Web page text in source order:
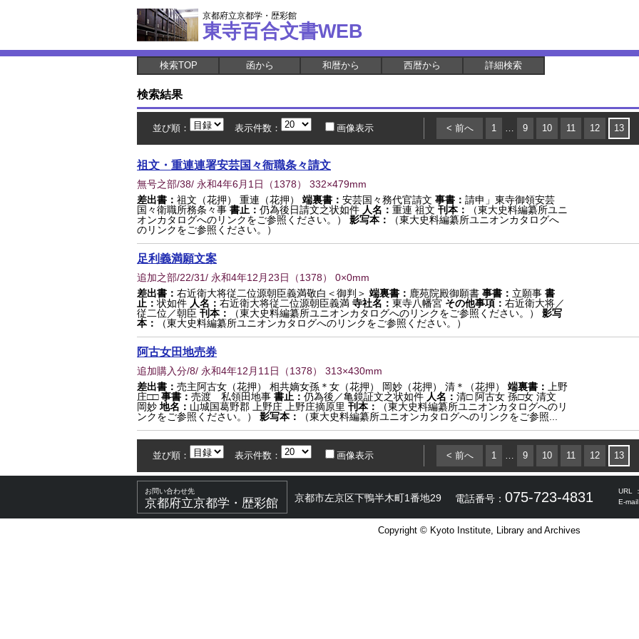
京都府立京都学・歴彩館
東寺百合文書WEB
検索TOP 函から 和暦から 西暦から 詳細検索
検索結果
並び順： 表示件数： 画像表示 < 前へ 1 … 9 10 11 12 13
祖文・重連連署安芸国々衙職条々請文
無号之部/38/ 永和4年6月1日 （1378） 332×479mm
差出書： 祖文（花押） 重連（花押） 端裏書： 安芸国々務代官請文 事書： 請申」東寺御領安芸
国々衛職所務条々事 書止： 仍為後日請文之状如件 人名： 重連 祖文 刊本：
（東大史料編纂所ユニ
オンカタログへのリンクをご参照ください。）
影写本：
（東大史料編纂所ユニオンカタログへ
のリンクをご参照ください。）
足利義満願文案
追加之部/22/31/ 永和4年12月23日 （1378） 0×0mm
差出書： 右近衛大将従二位源朝臣義満敬白＜御判＞ 端裏書： 鹿苑院殿御願書 事書： 立願事 書
止： 状如件 人名： 右近衛大将従二位源朝臣義満 寺社名： 東寺八幡宮 その他事項： 右近衛大将／
従二位／朝臣 刊本： （東大史料編纂所ユニオンカタログへのリンクをご参照ください。）
影写
本：
（東大史料編纂所ユニオンカタログへのリンクをご参照ください。）
阿古女田地売券
追加購入分/8/ 永和4年12月11日 （1378） 313×430mm
差出書： 売主阿古女（花押） 相共嫡女孫＊女（花押） 岡妙（花押） 清＊（花押） 端裏書：
上野
庄□□ 事書： 売渡 私領田地事 書止： 仍為後／亀鏡証文之状如件 人名： 清□ 阿古女 孫□女 清文
岡妙 地名： 山城国葛野郡 上野庄 上野庄摘原里 刊本：
（東大史料編纂所ユニオンカタログへのリ
ンクをご参照ください。）
影写本： （東大史料編纂所ユニオンカタログへのリンクをご参照...
並び順： 表示件数： 画像表示 < 前へ 1 … 9 10 11 12 13
お問い合わせ先
京都府立京都学・歴彩館 京都市左京区下鴨半木町1番地29 電話番号： 075-723-4831 URL ：
E-mail
Copyright © Kyoto Institute, Library and Archives